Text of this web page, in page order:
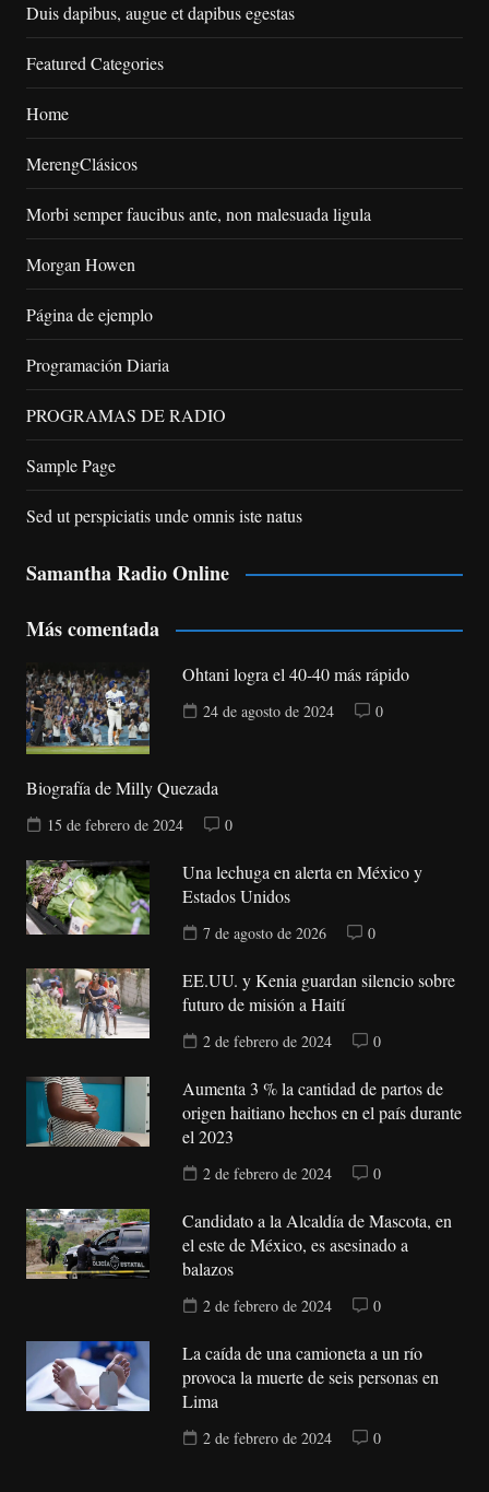
Duis dapibus, augue et dapibus egestas
Featured Categories
Home
MerengClásicos
Morbi semper faucibus ante, non malesuada ligula
Morgan Howen
Página de ejemplo
Programación Diaria
PROGRAMAS DE RADIO
Sample Page
Sed ut perspiciatis unde omnis iste natus
Samantha Radio Online
Más comentada
Ohtani logra el 40-40 más rápido
24 de agosto de 2024 0
Biografía de Milly Quezada
15 de febrero de 2024 0
Una lechuga en alerta en México y
Estados Unidos
7 de agosto de 2026 0
EE.UU. y Kenia guardan silencio sobre
futuro de misión a Haití
2 de febrero de 2024 0
Aumenta 3 % la cantidad de partos de
origen haitiano hechos en el país durante
el 2023
2 de febrero de 2024 0
Candidato a la Alcaldía de Mascota, en
el este de México, es asesinado a
balazos
2 de febrero de 2024 0
La caída de una camioneta a un río
provoca la muerte de seis personas en
Lima
2 de febrero de 2024 0